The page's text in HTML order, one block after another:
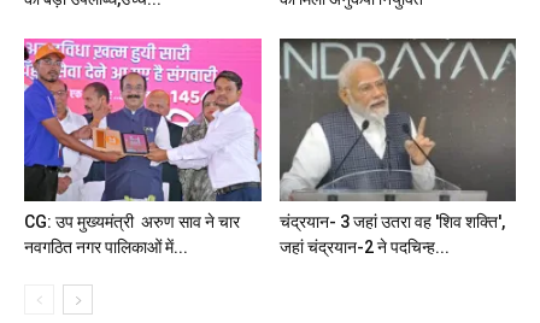
CG: उप मुख्यमंत्री अरुण साव ने चार
नवगठित नगर पालिकाओं में...
चंद्रयान- 3 जहां उतरा वह 'शिव शक्ति',
जहां चंद्रयान-2 ने पदचिन्ह...